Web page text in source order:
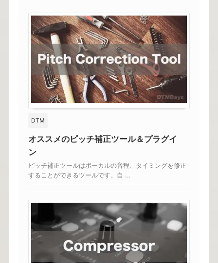
DTM
オススメのピッチ補正ツール＆プラグイ
ン
ピッチ補正ツールはボーカルの音程、タイミングを修正
することができるツールです。自 ...